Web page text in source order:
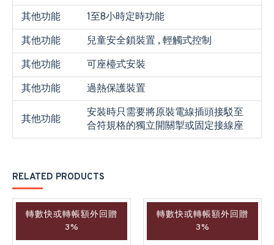
其他功能
1至8小時定時功能
其他功能
兒童安全鎖裝置 , 輕觸式控制
其他功能
可座檯式安裝
其他功能
過熱保護裝置
其他功能
安裝時只需要將原裝電線插頭接駁至
合符規格的獨立開關掣或固定接線座
RELATED PRODUCTS
轉數快或轉帳額外回贈
3%
轉數快或轉帳額外回贈
3%